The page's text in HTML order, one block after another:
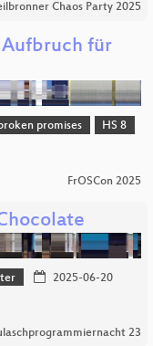
Chaos Party 2025
Aufbruch für
promises
HS 8
FrOSCon 2025
2025-06-20
23